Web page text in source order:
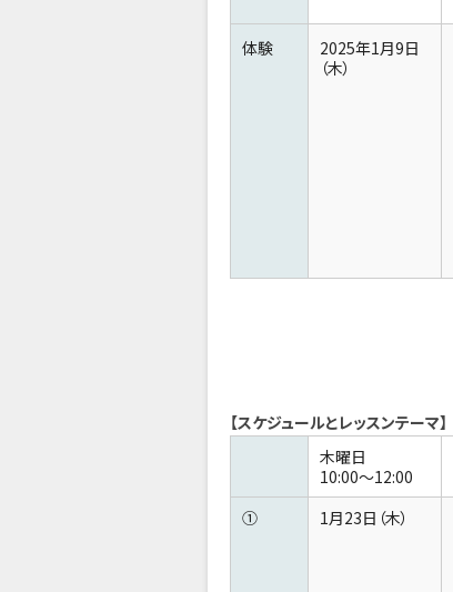
体験
2025年1月9日
（木）
【スケジュールとレッスンテーマ】
木曜日
10:00～12:00
①
1月23日（木）